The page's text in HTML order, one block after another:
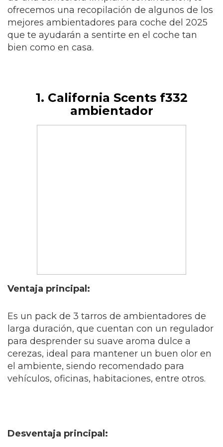
ofrecemos una recopilación de algunos de los
mejores ambientadores para coche del 2025
que te ayudarán a sentirte en el coche tan
bien como en casa.
1. California Scents f332
ambientador
Ventaja principal:
Es un pack de 3 tarros de ambientadores de
larga duración, que cuentan con un regulador
para desprender su suave aroma dulce a
cerezas, ideal para mantener un buen olor en
el ambiente, siendo recomendado para
vehículos, oficinas, habitaciones, entre otros.
Desventaja principal: